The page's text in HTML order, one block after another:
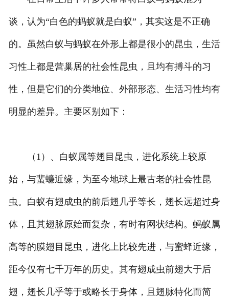
谈，认为“白色的蚂蚁就是白蚁”，其实这是不正确
的。虽然白蚁与蚂蚁在外形上都是很小的昆虫，生活
习性上都是营巢居的社会性昆虫，且均有搏斗的习
性，但是它们的分类地位、外部形态、生活习性均有
明显的差异。主要区别如下：
（1）、白蚁属等翅目昆虫，进化系统上较原
始，与蜚蠊近缘，为至今地球上最古老的社会性昆
虫。白蚁有翅成虫的前后翅几乎等长，翅长远超过身
体，且其翅脉原始而复杂，有时有网状结构。蚂蚁属
高等的膜翅目昆虫，进化上比较先进，与蜜蜂近缘，
距今仅有七千万年的历史。其有翅成虫前翅大于后
翅，翅长几乎等于或略长于身体，且翅脉特化而简